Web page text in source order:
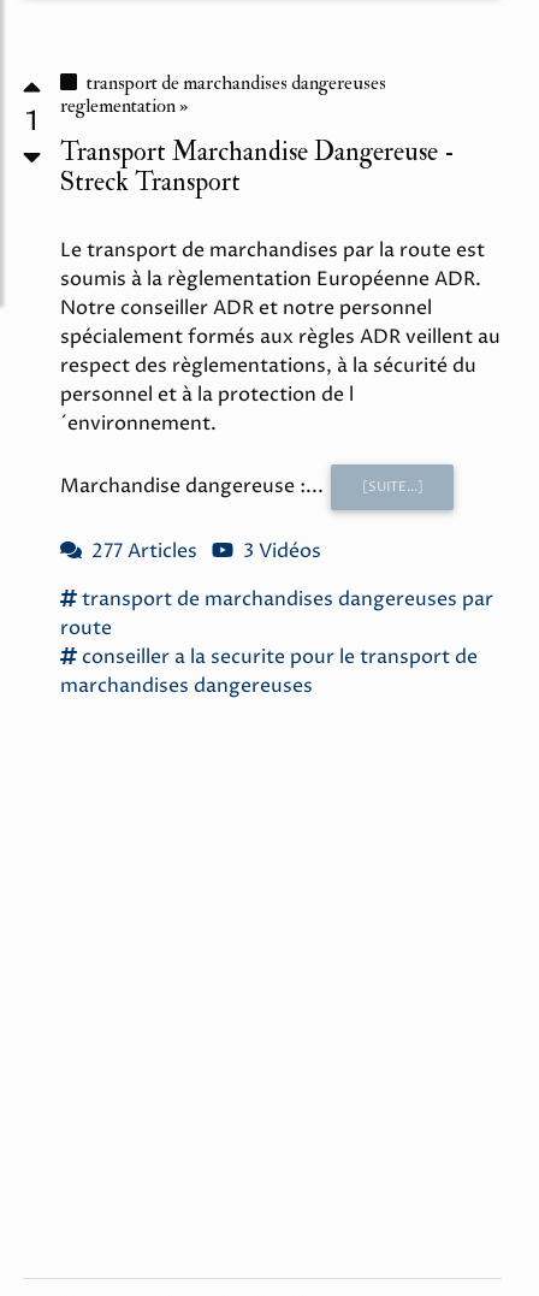
1
transport de marchandises dangereuses
reglementation »
Transport Marchandise Dangereuse -
Streck Transport
Le transport de marchandises par la route est
soumis à la règlementation Européenne ADR.
Notre conseiller ADR et notre personnel
spécialement formés aux règles ADR veillent au
respect des règlementations, à la sécurité du
personnel et à la protection de l
´environnement.
Marchandise dangereuse :... [SUITE...]
277 Articles
3 Vidéos
transport de marchandises dangereuses par
route
conseiller a la securite pour letransport de
marchandises dangereuses